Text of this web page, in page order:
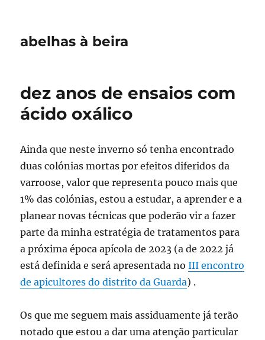
abelhas à beira
dez anos de ensaios com
ácido oxálico
Ainda que neste inverno só tenha encontrado
duas colónias mortas por efeitos diferidos da
varroose, valor que representa pouco mais que
1% das colónias, estou a estudar, a aprender e a
planear novas técnicas que poderão vir a fazer
parte da minha estratégia de tratamentos para
a próxima época apícola de 2023 (a de 2022 já
está definida e será apresentada noIII encontro
de apicultores do distrito da Guarda) .
Os que me seguem mais assiduamente já terão
notado que estou a dar uma atenção particular